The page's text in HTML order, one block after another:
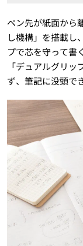
ペン先が紙面から
し機構」を搭載し
プで芯を守って書
「デュアルグリ
ず、筆記に没頭で